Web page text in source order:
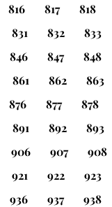
816 817 818
831 832 833
846 847 848
861 862 863
876 877 878
891 892 893
906 907 908
921 922 923
936 937 938